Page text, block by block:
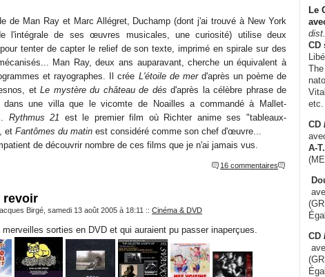
de Man Ray et Marc Allégret, Duchamp (dont j'ai trouvé à New York
l'intégrale de ses œuvres musicales, une curiosité) utilise deux
tenter de capter le relief de son texte, imprimé en spirale sur des
Man Ray, deux ans auparavant, cherche un équivalent à
et rayographes. Il crée L'étoile de merd'après un poème de
etLe mystère du château de dés d'après la célèbre phrase de
dans une villa que le vicomte de Noailles a commandé à Mallet-
Rythmus 21 est le premier film où Richter anime ses "tableaux-
et Fantômes du matin est considéré comme son chef d'œuvre...
de découvrir nombre de ces films que je n'ai jamais vus.
16 commentaires
revoir
Birgé, samedi 13 août 2005 à 18:11 :: Cinéma & DVD
merveilles sorties en DVD et qui auraient pu passer inaperçues.
Le
CD
etc.
CD
A-
CD